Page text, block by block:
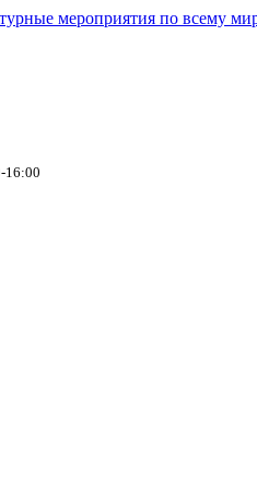
мероприятия по всему
16:00